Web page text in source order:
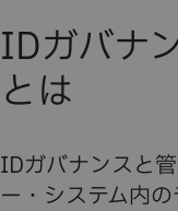
IDガバナ
とは
IDガバナンスと
ー・システム内